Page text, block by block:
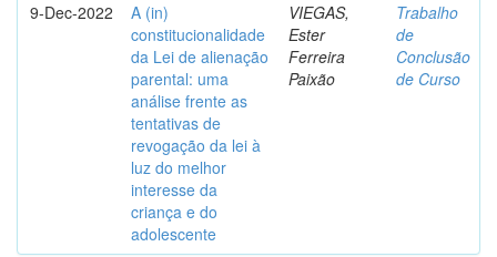
9-Dec-2022
A (in)
constitucionalidade
da Lei de alienação
parental: uma
análise frente as
tentativas de
revogação da lei à
luz do melhor
interesse da
criança e do
adolescente
VIEGAS,
Ester
Ferreira
Paixão
Trabalho
de
Conclusão
de Curso